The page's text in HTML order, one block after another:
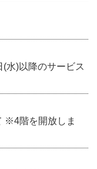
(水)以降のサービス
※4階を開放しま